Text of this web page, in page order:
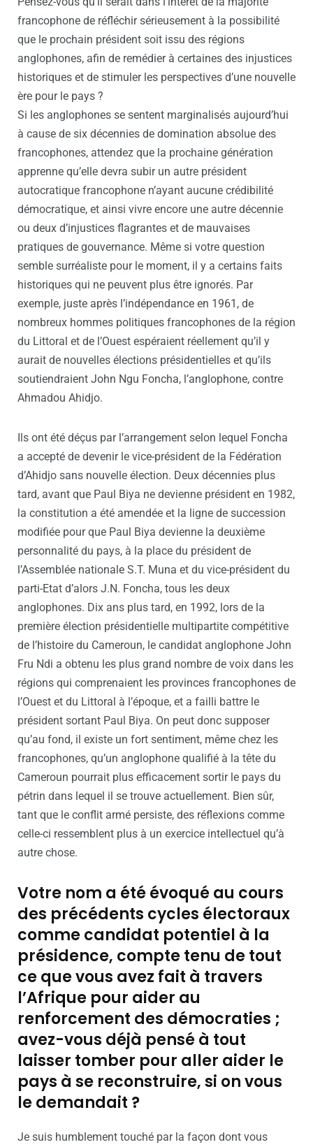
francophone de réfléchir sérieusement à la possibilité
que le prochain président soit issu des régions
anglophones, afin de remédier à certaines des injustices
historiques et de stimuler les perspectives d’une nouvelle
ère pour le pays ?
Si les anglophones se sentent marginalisés aujourd’hui
à cause de six décennies de domination absolue des
francophones, attendez que la prochaine génération
apprenne qu’elle devra subir un autre président
autocratique francophone n’ayant aucune crédibilité
démocratique, et ainsi vivre encore une autre décennie
ou deux d’injustices flagrantes et de mauvaises
pratiques de gouvernance. Même si votre question
semble surréaliste pour le moment, il y a certains faits
historiques qui ne peuvent plus être ignorés. Par
exemple, juste après l’indépendance en 1961, de
nombreux hommes politiques francophones de la région
du Littoral et de l’Ouest espéraient réellement qu’il y
aurait de nouvelles élections présidentielles et qu’ils
soutiendraient John Ngu Foncha, l’anglophone, contre
Ahmadou Ahidjo.
Ils ont été déçus par l’arrangement selon lequel Foncha
a accepté de devenir le vice-président de la Fédération
d’Ahidjo sans nouvelle élection. Deux décennies plus
tard, avant que Paul Biya ne devienne président en 1982,
la constitution a été amendée et la ligne de succession
modifiée pour que Paul Biya devienne la deuxième
personnalité du pays, à la place du président de
l’Assemblée nationale S.T. Muna et du vice-président du
parti-Etat d’alors J.N. Foncha, tous les deux
anglophones. Dix ans plus tard, en 1992, lors de la
première élection présidentielle multipartite compétitive
de l’histoire du Cameroun, le candidat anglophone John
Fru Ndi a obtenu les plus grand nombre de voix dans les
régions qui comprenaient les provinces francophones de
l’Ouest et du Littoral à l’époque, et a failli battre le
président sortant Paul Biya. On peut donc supposer
qu’au fond, il existe un fort sentiment, même chez les
francophones, qu’un anglophone qualifié à la tête du
Cameroun pourrait plus efficacement sortir le pays du
pétrin dans lequel il se trouve actuellement. Bien sûr,
tant que le conflit armé persiste, des réflexions comme
celle-ci ressemblent plus à un exercice intellectuel qu’à
autre chose.
Votre nom a été évoqué au cours
des précédents cycles électoraux
comme candidat potentiel à la
présidence, compte tenu de tout
ce que vous avez fait à travers
l’Afrique pour aider au
renforcement des démocraties ;
avez-vous déjà pensé à tout
laisser tomber pour aller aider le
pays à se reconstruire, si on vous
le demandait ?
Je suis humblement touché par la façon dont vous